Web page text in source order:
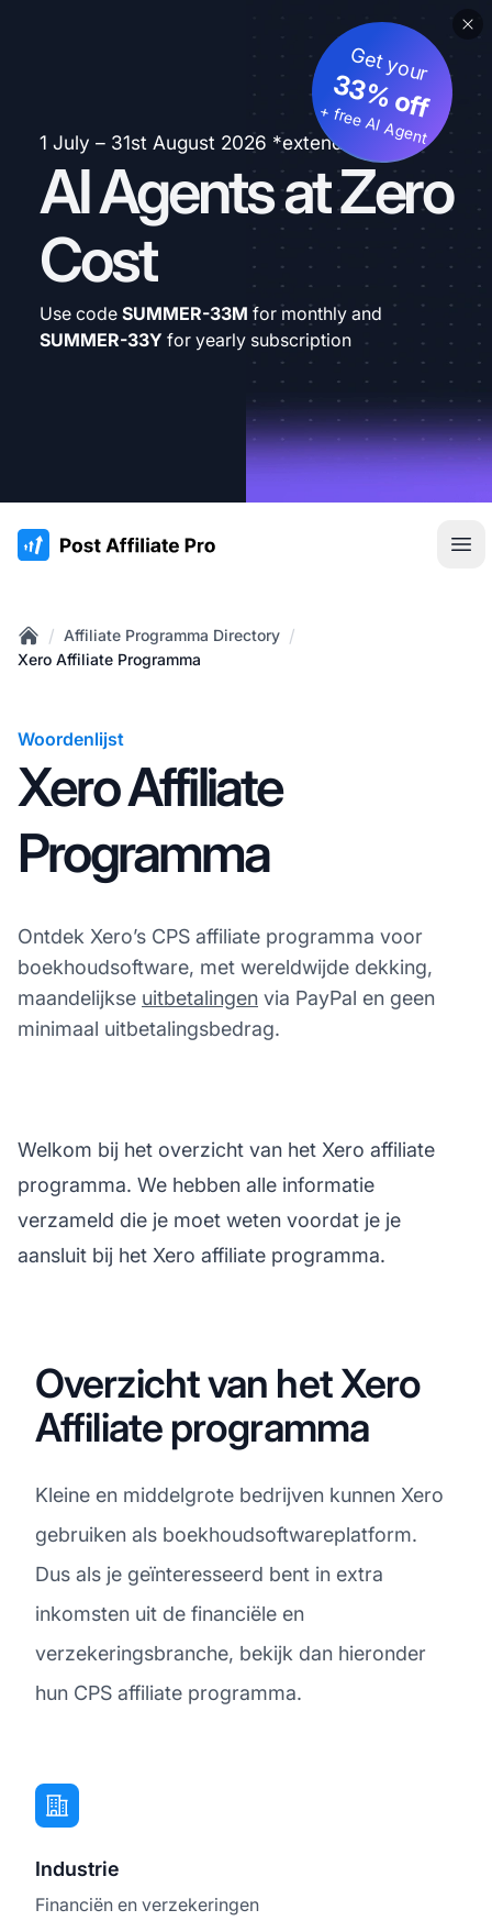
1 July – 31st August 2026 *extended
AI Agents at Zero
Cost
Get your
33% off
+ free AI Agent
Use code SUMMER-33M for monthly and
SUMMER-33Y for yearly subscription
:site.title
Home
/ Affiliate Programma Directory /
Xero Affiliate Programma
Woordenlijst
Xero Affiliate
Programma
Ontdek Xero’s CPS affiliate programma voor
boekhoudsoftware, met wereldwijde dekking,
maandelijkse uitbetalingen via PayPal en geen
minimaal uitbetalingsbedrag.
Welkom bij het overzicht van het Xero affiliate
programma. We hebben alle informatie
verzameld die je moet weten voordat je je
aansluit bij het Xero affiliate programma.
Overzicht van het Xero
Affiliate programma
Kleine en middelgrote bedrijven kunnen Xero
gebruiken als boekhoudsoftwareplatform.
Dus als je geïnteresseerd bent in extra
inkomsten uit de financiële en
verzekeringsbranche, bekijk dan hieronder
hun CPS affiliate programma.
Industrie
Financiën en verzekeringen